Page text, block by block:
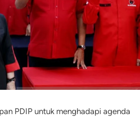
PDIP untuk menghadapi agenda